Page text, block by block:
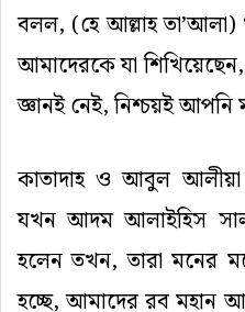
বলল, (হে আল্লাহ
আমাদেরকে যা
জ্ঞানই নেই, নিশ্চয়ই আপনি
কাতাদাহ ও আবুল আলীয়া
যখন আদম আলাইহিস
হলেন তখন, তারা মনের
হচ্ছে, আমাদের রব মহান